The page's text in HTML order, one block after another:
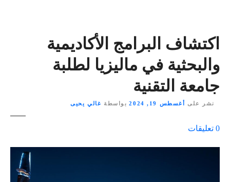
اكتشاف البرامج الأكاديمية
والبحثية في ماليزيا لطلبة
جامعة التقنية
نشر على أغسطس 19, 2024 بواسطة غالي يحيى
0 تعليقات